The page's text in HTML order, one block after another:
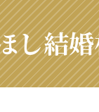
し結